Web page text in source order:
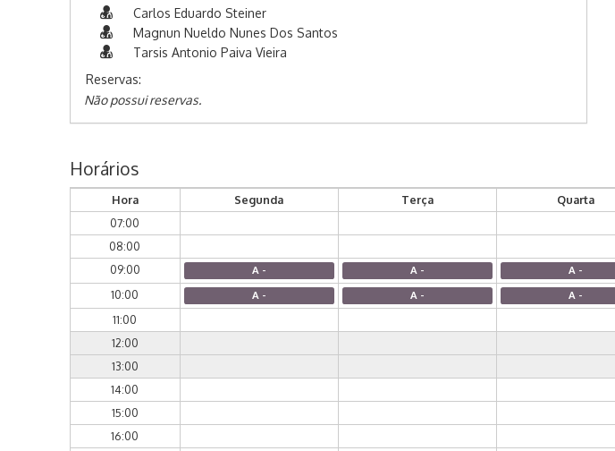
Carlos Eduardo Steiner
Magnun Nueldo Nunes Dos Santos
Tarsis Antonio Paiva Vieira
Reservas:
Não possui reservas.
Horários
Hora Segunda Terça Quarta
07:00
08:00
09:00
A - A - A -
10:00 A - A - A -
11:00
12:00
13:00
14:00
15:00
16:00